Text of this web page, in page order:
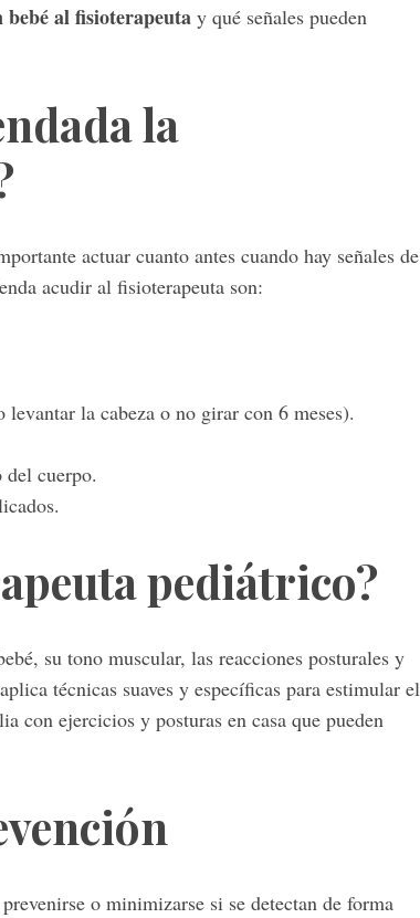
al fisioterapeuta y qué señales pueden
la
actuar cuanto antes cuando hay señales de
acudir al fisioterapeuta son:
la cabeza o no girar con 6 meses).
cuerpo.
pediátrico?
su tono muscular, las reacciones posturales y
técnicas suaves y específicas para estimular el
con ejercicios y posturas en casa que pueden
o minimizarse si se detectan de forma